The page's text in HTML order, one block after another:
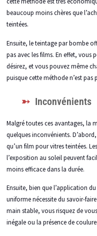
beaucoup moins chères que
teintées.
Ensuite, le teintage par bombe
pas avec les films. En effet, vous
désirez, et vous pouvez même
puisque cette méthode n’est pas
Inconvénients
Malgré toutes ces avantages, la
quelques inconvénients.
qu’un film pour vitres teintées.
l’exposition au soleil peuvent
moins efficace dans la durée.
Ensuite, bien que l’application
uniforme nécessite du savoir-faire
main stable, vous risquez de
inégale ou la présence de